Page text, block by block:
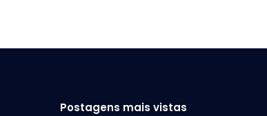
Postagens mais vistas